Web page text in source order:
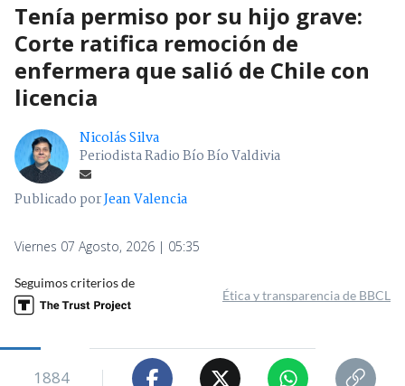
Tenía permiso por su hijo grave:
Corte ratifica remoción de
enfermera que salió de Chile con
licencia
Nicolás Silva
Periodista Radio Bío Bío Valdivia
Publicado porJean Valencia
Viernes 07 Agosto, 2026 | 05:35
Seguimos criterios de
Ética y transparencia de BBCL
1884